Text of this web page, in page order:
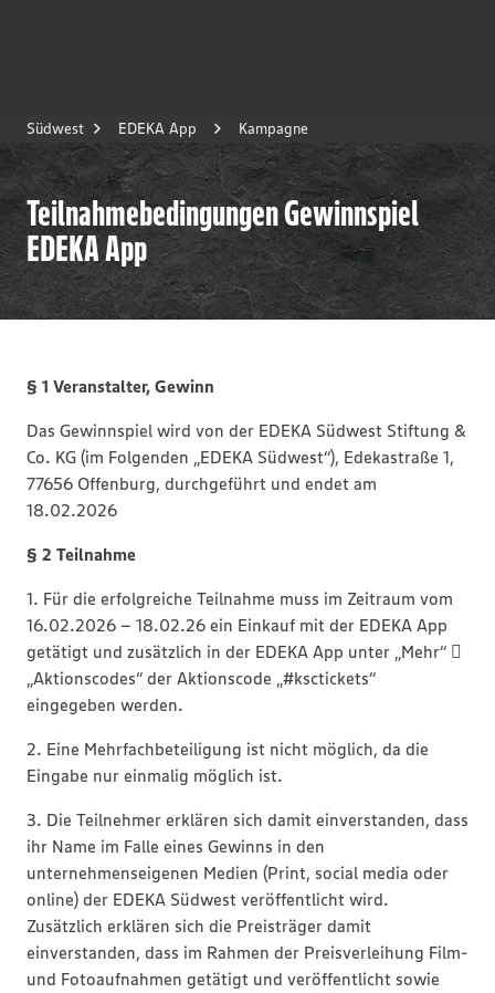
Südwest EDEKA App Kampagne
Teilnahmebedingungen Gewinnspiel
EDEKA App
§ 1 Veranstalter, Gewinn
Das Gewinnspiel wird von der EDEKA Südwest Stiftung &
Co. KG (im Folgenden „EDEKA Südwest“), Edekastraße 1,
77656 Offenburg, durchgeführt und endet am
18.02.2026
§ 2 Teilnahme
1. Für die erfolgreiche Teilnahme muss im Zeitraum vom
16.02.2026 – 18.02.26 ein Einkauf mit der EDEKA App
getätigt und zusätzlich in der EDEKA App unter „Mehr“ 
„Aktionscodes“ der Aktionscode „#ksctickets“
eingegeben werden.
2. Eine Mehrfachbeteiligung ist nicht möglich, da die
Eingabe nur einmalig möglich ist.
3. Die Teilnehmer erklären sich damit einverstanden, dass
ihr Name im Falle eines Gewinns in den
unternehmenseigenen Medien (Print, social media oder
online) der EDEKA Südwest veröffentlicht wird.
Zusätzlich erklären sich die Preisträger damit
einverstanden, dass im Rahmen der Preisverleihung Film-
und Fotoaufnahmen getätigt und veröffentlicht sowie